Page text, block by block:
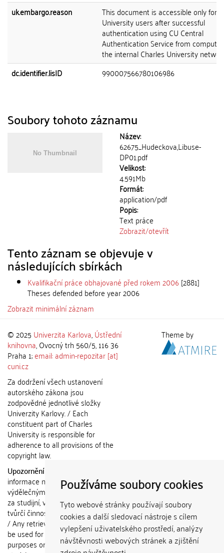
Používáme soubory cookies
Tyto webové stránky používají soubory
cookies a další sledovací nástroje s cílem
vylepšení uživatelského prostředí, analýzy
návštěvnosti webových stránek a zjištění
uk.embargo.reason
This document is accessible only for
University users after successful
authentication using CU Central
Authentication Service from
the internal Charles University
dc.identifier.lisID
990007566780106986
Soubory tohoto záznamu
Název:
62675_Hudeckova,Libuse-
DP01.pdf
Velikost:
4.591Mb
Formát:
application/pdf
Popis:
Text práce
Zobrazit/otevřít
Tento záznam se objevuje v
následujících sbírkách
Kvalifikační práce obhajované před rokem 2006[2881]
Theses defended before year 2006
Zobrazit minimální záznam
© 2025 Univerzita Karlova,Ústřední
knihovna, Ovocný trh 560/5, 116 36
Praha 1;email: admin-repozitar [at]
cuni.cz
Za dodržení všech ustanovení
autorského zákona jsou
zodpovědné jednotlivé složky
Univerzity Karlovy. / Each
constituent part of Charles
University is responsible for
adherence to all provisions of the
copyright law.
Upozornění / Notice:
informace nemohou být použity k
výdělečným účelům nebo vydávány
za studijní, vědeckou nebo jinou
tvůrčí činnost jiné osoby než autora.
/ Any retrieved information shall not
be used for any commercial
purposes or claimed as results of
Theme by